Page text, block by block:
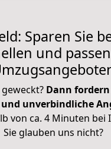
Sparen Sie
und
Dann
unverbindliche
von ca. 4 Minuten bei
Sie glauben uns nicht?